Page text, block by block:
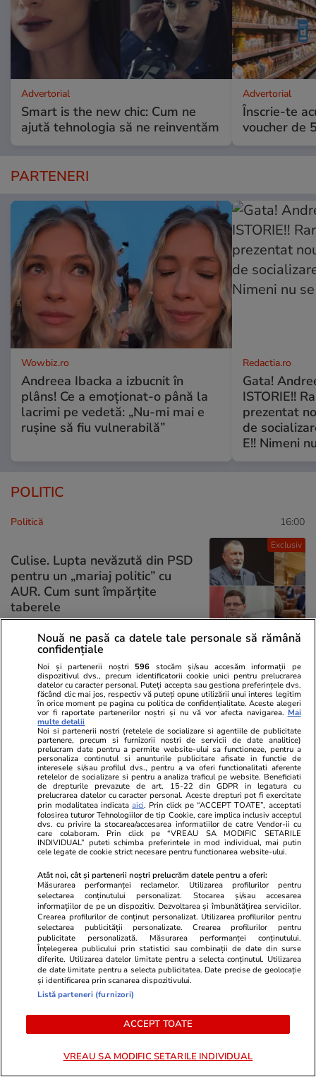
Advertorial
Smart is the new chic: Cum ne
ajută tehnologia să ne reinventăm
Advertorial
Înscrie-te
voucher de
PARTENERI
Wowbiz.ro
Andreea Ibacka a izbucnit în
plâns! Ce a emoționat-o până la
lacrimi pe vedetă: „Nu-mi mai e
rușine să fiu vulnerabilă”
Redactia.ro
Gata!
ISTORIE!!
prezentat
de
E!! Nimeni
POLITIC
Exclusiv
Politică 16:00
Culise. Lupta nevăzută din PSD
pentru un „mariaj politic” cu
AUR. Cum sunt împărțite
taberele
Politică 25 iul.
Mutarea prin care AUR, S.O.S. și
POT au făcut front comun în
opoziție împotriva legii care
permite Armatei să doboare
dronele neautorizate. CCR a
tranșat definitiv disputa
PARTENERI
Un fotbalist român, suspectat de
prin intermediul unor site-uri de
matrimoniale
de știință
Nouă ne pasă ca datele tale personale să rămână
confidențiale
Noi și partenerii noștri 596 stocăm și/sau accesăm informații pe
dispozitivul dvs., precum identificatorii cookie unici pentru prelucrarea
datelor cu caracter personal. Puteți accepta sau gestiona preferințele dvs.
făcând clic mai jos, respectiv vă puteți opune utilizării unui interes legitim
în orice moment pe pagina cu politica de confidențialitate. Aceste alegeri
vor fi raportate partenerilor noștri și nu vă vor afecta navigarea. Mai
multe detalii
Noi si partenerii nostri (retelele de socializare si agentiile de publicitate
partenere, precum si furnizorii nostri de servicii de date analitice)
prelucram date pentru a permite website-ului sa functioneze, pentru a
personaliza continutul si anunturile publicitare afisate in functie de
interesele si/sau profilul dvs., pentru a va oferi functionalitati aferente
retelelor de socializare si pentru a analiza traficul pe website. Beneficiati
de drepturile prevazute de art. 15-22 din GDPR in legatura cu
prelucrarea datelor cu caracter personal. Aceste drepturi pot fi exercitate
prin modalitatea indicataaici. Prin click pe “ACCEPT TOATE”, acceptati
folosirea tuturor Tehnologiilor de tip Cookie, care implica inclusiv acceptul
dvs. cu privire la stocarea/accesarea informatiilor de catre Vendor-ii cu
care colaboram. Prin click pe “VREAU SA MODIFIC SETARILE
INDIVIDUAL” puteti schimba preferintele in mod individual, mai putin
cele legate de cookie strict necesare pentru functionarea website-ului.
Atât noi, cât și partenerii noștri prelucrăm datele pentru a oferi:
Măsurarea performanței reclamelor. Utilizarea profilurilor pentru
selectarea conținutului personalizat. Stocarea și/sau accesarea
informațiilor de pe un dispozitiv. Dezvoltarea și îmbunătățirea serviciilor.
Crearea profilurilor de conținut personalizat. Utilizarea profilurilor pentru
selectarea publicității personalizate. Crearea profilurilor pentru
publicitate personalizată. Măsurarea performanței conținutului.
Înțelegerea publicului prin statistici sau combinații de date din surse
diferite. Utilizarea datelor limitate pentru a selecta conținutul. Utilizarea
de date limitate pentru a selecta publicitatea. Date precise de geolocație
și identificarea prin scanarea dispozitivului.
Listă parteneri (furnizori)
ACCEPT TOATE
VREAU SA MODIFIC SETARILE INDIVIDUAL